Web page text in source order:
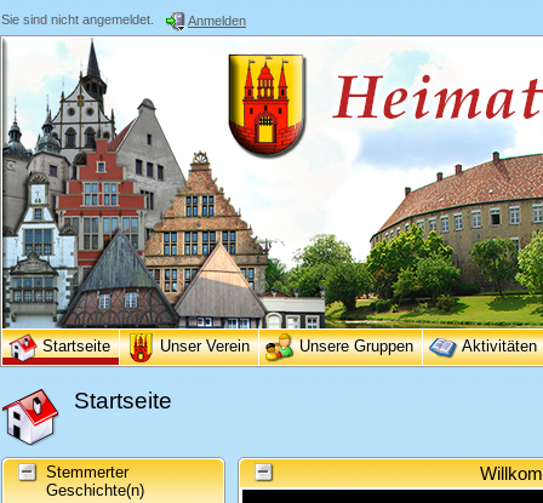
Sie sind nicht angemeldet. Anmelden
Startseite Unser Verein Unsere Gruppen Aktivitäten
Startseite
Stemmerter
Geschichte(n)